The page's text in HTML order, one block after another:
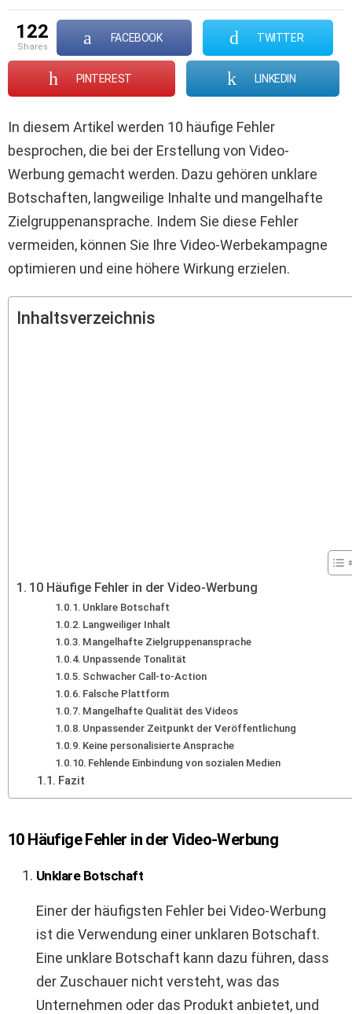
122
shares
FACEBOOK TWITTER
PINTEREST LINKEDIN
In diesem Artikel werden 10 häufige Fehler
besprochen, die bei der Erstellung von Video-
Werbung gemacht werden. Dazu gehören unklare
Botschaften, langweilige Inhalte und mangelhafte
Zielgruppenansprache. Indem Sie diese Fehler
vermeiden, können Sie Ihre Video-Werbekampagne
optimieren und eine höhere Wirkung erzielen.
Inhaltsverzeichnis
10 Häufige Fehler in der Video-Werbung
Unklare Botschaft
Langweiliger Inhalt
Mangelhafte Zielgruppenansprache
Unpassende Tonalität
Schwacher Call-to-Action
Falsche Plattform
Mangelhafte Qualität des Videos
Unpassender Zeitpunkt der Veröffentlichung
Keine personalisierte Ansprache
Fehlende Einbindung von sozialen Medien
Fazit
10 Häufige Fehler in der Video-Werbung
Unklare Botschaft
Einer der häufigsten Fehler bei Video-Werbung
ist die Verwendung einer unklaren Botschaft.
Eine unklare Botschaft kann dazu führen, dass
der Zuschauer nicht versteht, was das
Unternehmen oder das Produkt anbietet, und